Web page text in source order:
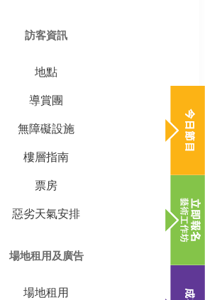
訪客資訊
地點
導賞團
無障礙設施
樓層指南
票房
惡劣天氣安排
場地租用及廣告
場地租用